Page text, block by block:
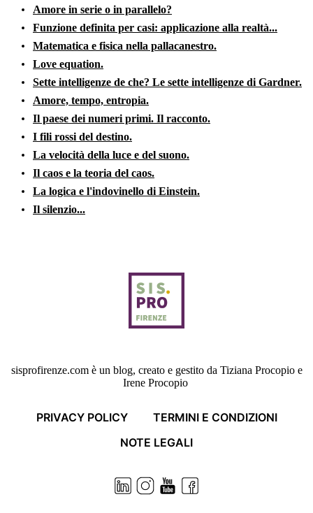
Amore in serie o in parallelo?
Funzione definita per casi: applicazione alla realtà...
Matematica e fisica nella pallacanestro.
Love equation.
Sette intelligenze de che? Le sette intelligenze di Gardner.
Amore, tempo, entropia.
Il paese dei numeri primi. Il racconto.
I fili rossi del destino.
La velocità della luce e del suono.
Il caos e la teoria del caos.
La logica e l'indovinello di Einstein.
Il silenzio...
sisprofirenze.com è un blog, creato e gestito da Tiziana Procopio e
Irene Procopio
PRIVACY POLICY
TERMINI E CONDIZIONI
NOTE LEGALI